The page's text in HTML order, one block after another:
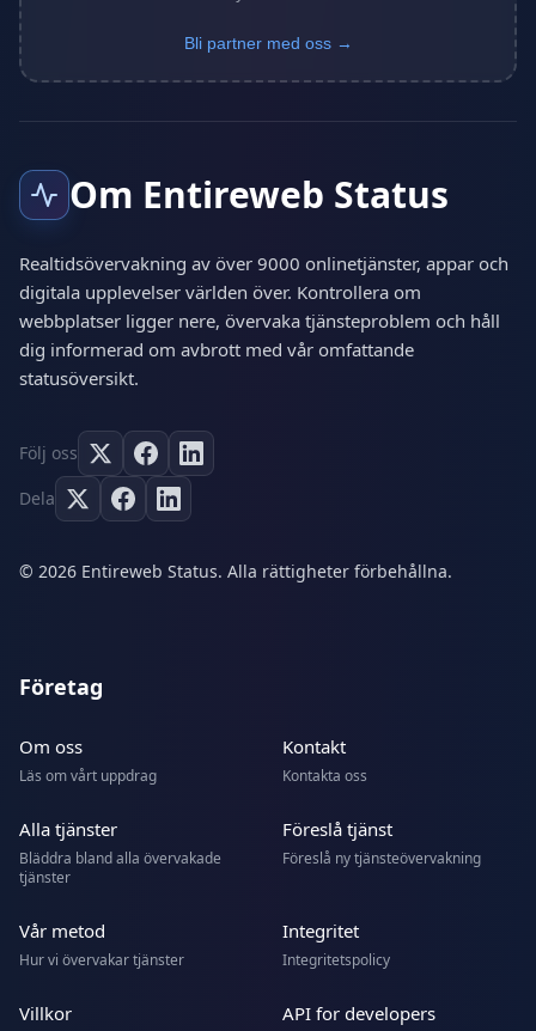
Bli partner med oss →
Om Entireweb Status
Realtidsövervakning av över 9000 onlinetjänster, appar och
digitala upplevelser världen över. Kontrollera om
webbplatser ligger nere, övervaka tjänsteproblem och håll
dig informerad om avbrott med vår omfattande
statusöversikt.
Följ oss
Dela
© 2026 Entireweb Status. Alla rättigheter förbehållna.
Företag
Om oss
Läs om vårt uppdrag
Kontakt
Kontakta oss
Alla tjänster
Bläddra bland alla övervakade
tjänster
Föreslå tjänst
Föreslå ny tjänsteövervakning
Vår metod
Hur vi övervakar tjänster
Integritet
Integritetspolicy
Villkor API for developers